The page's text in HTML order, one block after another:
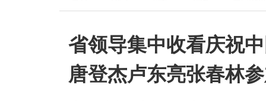
省领导集中收看庆祝
唐登杰卢东亮张春林